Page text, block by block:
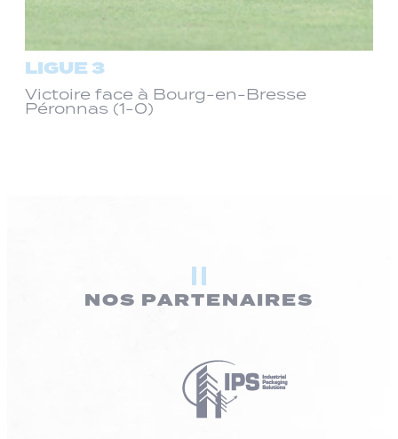
LIGUE 3
Victoire face à Bourg-en-Bresse
Péronnas (1-0)
NOS PARTENAIRES